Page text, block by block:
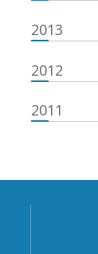
2013
2012
2011